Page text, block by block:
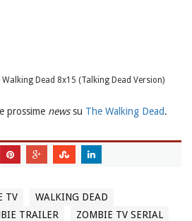
Dead 8x15 (Talking Dead Version)
prossime newssu The Walking Dead.
TV
WALKING DEAD
TRAILER
ZOMBIE TV SERIAL